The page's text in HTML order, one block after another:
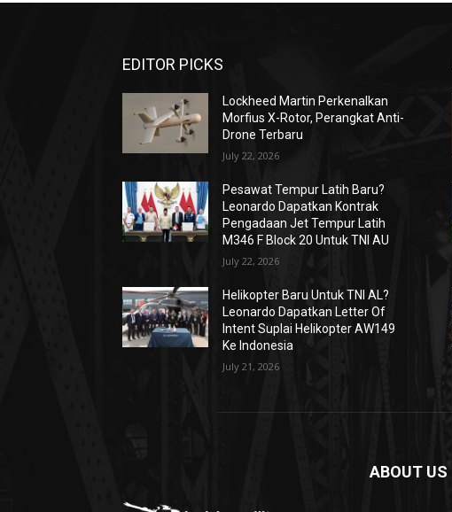
EDITOR PICKS
Lockheed Martin Perkenalkan
Morfius X-Rotor, Perangkat Anti-
Drone Terbaru
July 22, 2026
Pesawat Tempur Latih Baru?
Leonardo Dapatkan Kontrak
Pengadaan Jet Tempur Latih
M346 F Block 20 Untuk TNI AU
July 22, 2026
Helikopter Baru Untuk TNI AL?
Leonardo Dapatkan Letter Of
Intent Suplai Helikopter AW149
Ke Indonesia
July 21, 2026
ABOUT US